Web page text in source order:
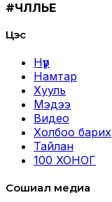
#ЧӨЛӨӨЛЬЕ
Цэс
Нүүр
Намтар
Хууль
Мэдээ
Видео
Холбоо барих
Тайлан
100 ХОНОГ
Сошиал медиа